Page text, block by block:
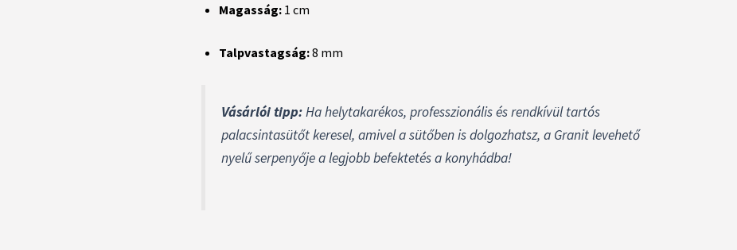
Magasság:1 cm
Talpvastagság:8 mm
Vásárlói tipp:Ha helytakarékos, professzionális és rendkívül tartós
palacsintasütőt keresel, amivel a sütőben is dolgozhatsz, a Granit levehető
nyelű serpenyője a legjobb befektetés a konyhádba!